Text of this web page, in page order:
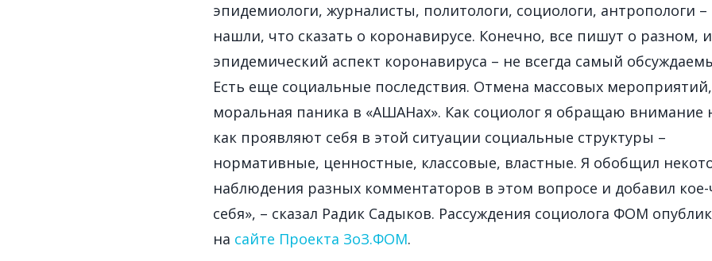
эпидемиологи, журналисты, политологи, социологи, антропологи –
нашли, что сказать о коронавирусе. Конечно, все пишут о разном, и
эпидемический аспект коронавируса – не всегда самый
Есть еще социальные последствия. Отмена массовых мероприятий,
моральная паника в «АШАНах». Как социолог я обращаю внимание
как проявляют себя в этой ситуации социальные структуры –
нормативные, ценностные, классовые, властные. Я обобщил
наблюдения разных комментаторов в этом вопросе и добавил кое-
себя», – сказал Радик Садыков. Рассуждения социолога ФОМ
на сайте Проекта ЗоЗ.ФОМ.